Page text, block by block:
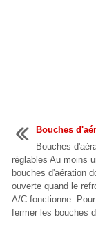
Bouches
Bouches
réglables Au moins
bouches d'aération
ouverte quand le
A/C fonctionne.
fermer les bouches